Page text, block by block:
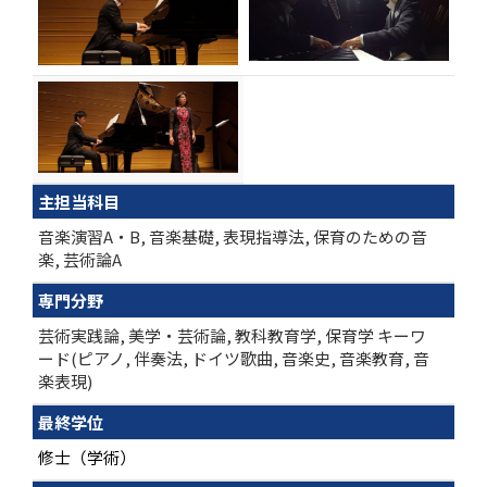
主担当科目
音楽演習A・B, 音楽基礎, 表現指導法, 保育のための音
楽, 芸術論A
専門分野
芸術実践論, 美学・芸術論, 教科教育学, 保育学 キーワ
ード(ピアノ, 伴奏法, ドイツ歌曲, 音楽史, 音楽教育, 音
楽表現)
最終学位
修士（学術）